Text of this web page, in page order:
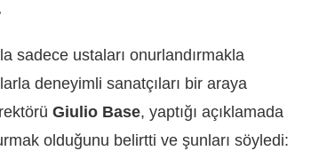
sadece ustaları onurlandırmakla
deneyimli sanatçıları bir araya
Giulio Base, yaptığı açıklamada
olduğunu belirtti ve şunları söyledi: